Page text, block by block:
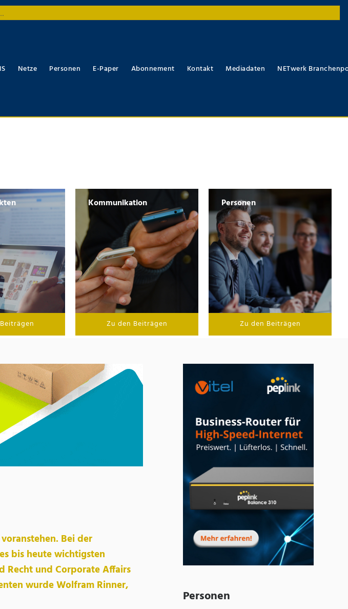
Netze Personen E-Paper Abonnement Kontakt Mediadaten NETwerk
Kommunikation
Zu den Beiträgen
Personen
Zu den Beiträgen
Personen
Bei der
bis heute wichtigsten
Recht und Corporate Affairs
wurde Wolfram Rinner,